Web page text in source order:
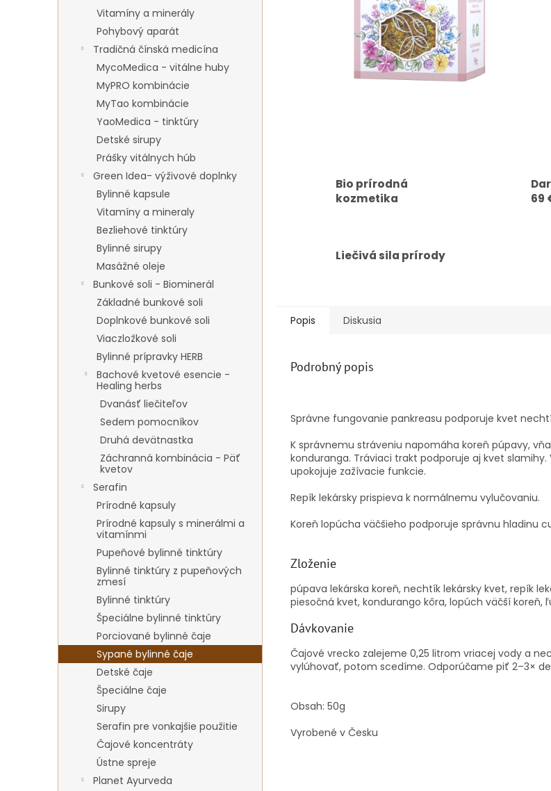
Vitamíny a minerály
Pohybový aparát
Tradičná čínská medicína
MycoMedica - vitálne huby
MyPRO kombinácie
MyTao kombinácie
YaoMedica - tinktúry
Detské sirupy
Prášky vitálnych húb
Green Idea- výživové doplnky
Bylinné kapsule
Vitamíny a mineraly
Bezliehové tinktúry
Bylinné sirupy
Masážné oleje
Bunkové soli - Biominerál
Základné bunkové soli
Doplnkové bunkové soli
Viaczložkové soli
Bylinné prípravky HERB
Bachové kvetové esencie -
Healing herbs
Dvanásť liečiteľov
Sedem pomocníkov
Druhá devätnastka
Záchranná kombinácia - Päť
kvetov
Serafin
Prírodné kapsuly
Prírodné kapsuly s minerálmi a
vitamínmi
Pupeňové bylinné tinktúry
Bylinné tinktúry z pupeňových
zmesí
Bylinné tinktúry
Špeciálne bylinné tinktúry
Porciované bylinné čaje
Sypané bylinné čaje
Detské čaje
Špeciálne čaje
Sirupy
Serafin pre vonkajšie použitie
Čajové koncentráty
Ústne spreje
Planet Ayurveda
Bio prírodná
kozmetika
69
Liečivá sila prírody
Popis Diskusia
Podrobný popis
Správne fungovanie pankreasu podporuje kvet
K správnemu stráveniu napomáha koreň púpavy,
konduranga. Tráviaci trakt podporuje aj kvet
upokojuje zažívacie funkcie.
Repík lekársky prispieva k normálnemu vylučovaniu.
Koreň lopúcha väčšieho podporuje správnu hladinu
Zloženie
púpava lekárska koreň, nechtík lekársky kvet, repík
piesočná kvet, kondurango kôra, lopúch väčší koreň,
Dávkovanie
Čajové vrecko zalejeme 0,25 litrom vriacej vody a
vylúhovať, potom scedíme. Odporúčame piť 2–3×
Obsah: 50g
Vyrobené v Česku